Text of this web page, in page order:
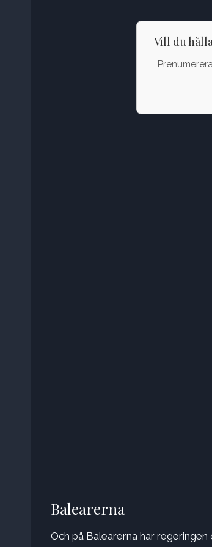
Vill du
Balearerna
Och på Balearerna har